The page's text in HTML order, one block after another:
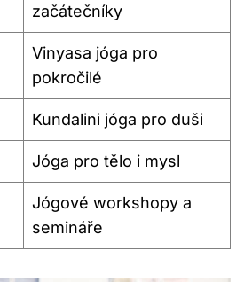
začátečníky
Vinyasa jóga pro
pokročilé
Kundalini jóga pro duši
Jóga pro tělo i mysl
Jógové workshopy a
semináře